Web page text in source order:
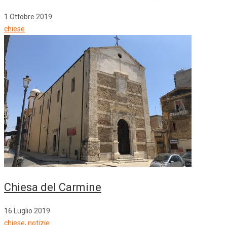
1 Ottobre 2019
chiese
Chiesa del Carmine
16 Luglio 2019
chiese, notizie